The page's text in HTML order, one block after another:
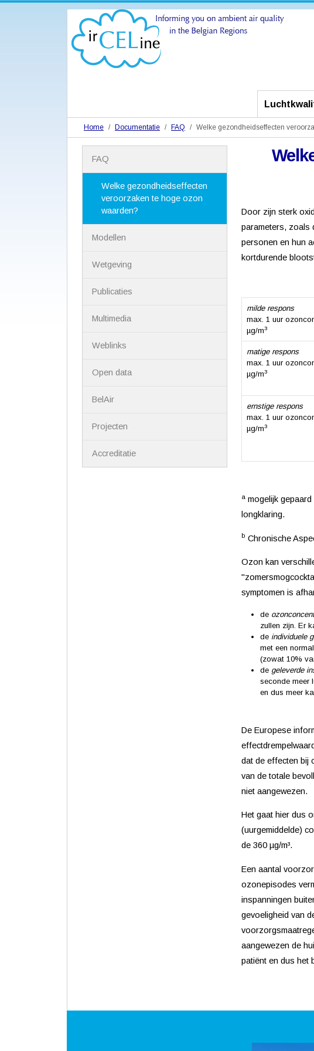
Home Documentatie FAQ Welke gezondheidseffecten
Door zijn sterk
parameters, zoals
personen en hun
kortdurende
milde respons
max. 1 uur
µg/m3
matige respons
max. 1 uur
µg/m3
ernstige respons
max. 1 uur
µg/m3
a mogelijk
longklaring.
b Chronische
Ozon kan
symptomen is
de
zullen zijn. Er
de individuele
met een
(zowat 10%
de geleverde
seconde meer
en dus meer
De Europese
dat de effecten bij
van de totale
niet aangewezen.
Het gaat hier dus
(uurgemiddelde)
de 360 µg/m³.
Een aantal
ozonepisodes
inspanningen
gevoeligheid van
aangewezen de
patiënt en dus het
v
FAQ
Welke gezondheidseffecten
veroorzaken te hoge ozon
waarden?
Modellen
Wetgeving
Publicaties
Multimedia
Weblinks
Open data
BelAir
Projecten
Accreditatie